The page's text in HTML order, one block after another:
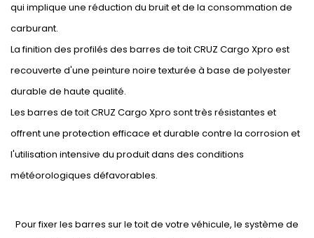
qui implique une réduction du bruit et de la consommation de
carburant.
La finition des profilés des barres de toit CRUZ Cargo Xpro est
recouverte d'une peinture noire texturée à base de polyester
durable de haute qualité.
Les barres de toit CRUZ Cargo Xpro sont très résistantes et
offrent une protection efficace et durable contre la corrosion et
l'utilisation intensive du produit dans des conditions
météorologiques défavorables.
Pour fixer les barres sur le toit de votre véhicule, le système de